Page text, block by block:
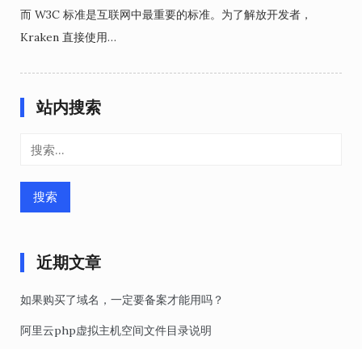
而 W3C 标准是互联网中最重要的标准。为了解放开发者，
Kraken 直接使用…
站内搜索
近期文章
如果购买了域名，一定要备案才能用吗？
阿里云php虚拟主机空间文件目录说明